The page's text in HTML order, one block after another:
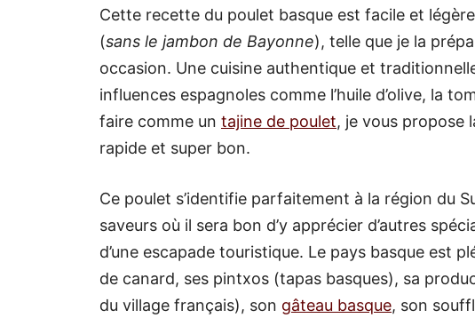
Cette recette du poulet basque est facile et
(sans le jambon de Bayonne), telle que je la
occasion. Une cuisine authentique et
influences espagnoles comme l’huile d’olive, la
faire comme un tajine de poulet, je vous propose
rapide et super bon.
Ce poulet s’identifie parfaitement à la région du
saveurs où il sera bon d’y apprécier d’autres
d’une escapade touristique. Le pays basque est
de canard, ses pintxos (tapas basques), sa
du village français), son gâteau basque, son